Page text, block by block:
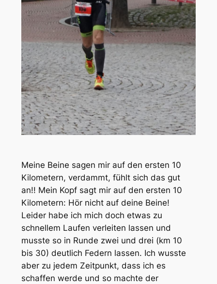
Meine Beine sagen mir auf den ersten 10
Kilometern, verdammt, fühlt sich das gut
an!! Mein Kopf sagt mir auf den ersten 10
Kilometern: Hör nicht auf deine Beine!
Leider habe ich mich doch etwas zu
schnellem Laufen verleiten lassen und
musste so in Runde zwei und drei (km 10
bis 30) deutlich Federn lassen. Ich wusste
aber zu jedem Zeitpunkt, dass ich es
schaffen werde und so machte der